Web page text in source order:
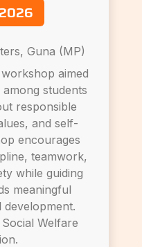
Guna (MP)
aimed
students
responsible
and self-
encourages
teamwork,
while guiding
meaningful
development.
Welfare